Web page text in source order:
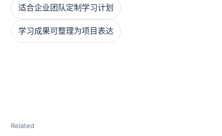
适合企业团队定制学习计划
学习成果可整理为项目表达
Related